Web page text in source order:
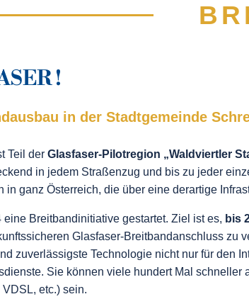
!
in der Stadtgemeinde
Teil der Glasfaser-Pilotregion „Waldviertler
in jedem Straßenzug und bis zu jeder
in ganz Österreich, die über eine derartige
Breitbandinitiative gestartet. Ziel ist es, bis
Glasfaser-Breitbandanschluss zu
zuverlässigste Technologie nicht nur für den
Sie können viele hundert Mal schneller
etc.) sein.